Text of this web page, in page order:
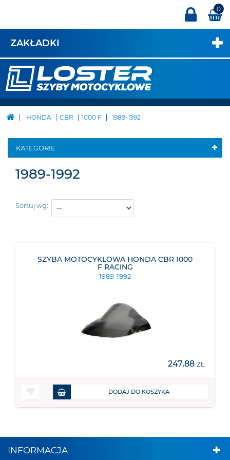
0
ZAKŁADKI
HONDA CBR 1000 F 1989-1992
KATEGORIE
1989-1992
Sortuj wg:
SZYBA MOTOCYKLOWA HONDA CBR 1000
F RACING
1989-1992
247,88 ZŁ
DODAJ DO KOSZYKA
INFORMACJA